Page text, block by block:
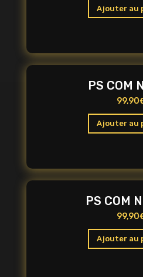
Ajouter au
PS COM
99,90
Ajouter au
PS COM
99,90
Ajouter au